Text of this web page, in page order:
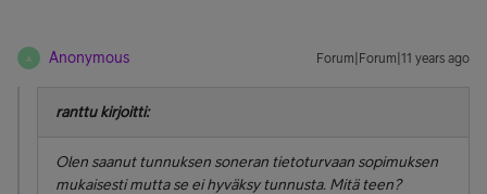
A Anonymous Forum|Forum|11 years ago
ranttu kirjoitti:
Olen saanut tunnuksen soneran tietoturvaan sopimuksen
mukaisesti mutta se ei hyväksy tunnusta. Mitä teen?